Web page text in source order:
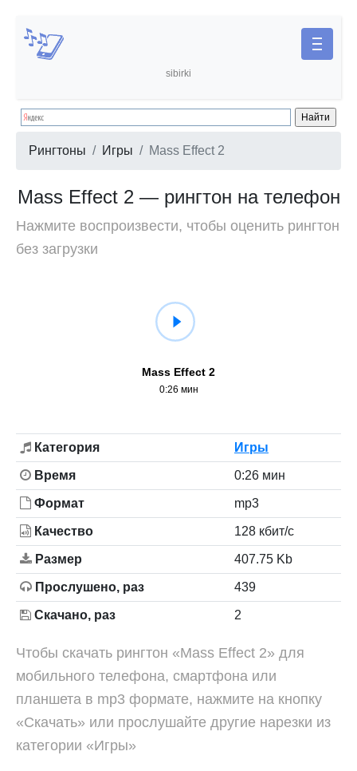
sibirki
Рингтоны Игры Mass Effect 2
Mass Effect 2 — рингтон на телефон
Нажмите воспроизвести, чтобы оценить рингтон
без загрузки
Mass Effect 2
0:26 мин
Категория Игры
Время 0:26 мин
Формат mp3
Качество 128 кбит/с
Размер 407.75 Kb
Прослушено, раз 439
Скачано, раз 2
Чтобы скачать рингтон «Mass Effect 2» для
мобильного телефона, смартфона или
планшета в mp3 формате, нажмите на кнопку
«Скачать» или прослушайте другие нарезки из
категории «Игры»